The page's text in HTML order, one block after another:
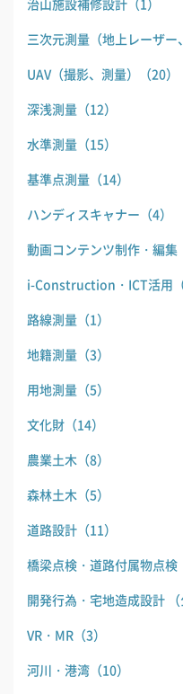
三次元測量（地上レーザー
UAV（撮影、測量）
（20）
深浅測量 （12）
水準測量 （15）
基準点測量 （14）
ハンディスキャナー （4）
動画コンテンツ制作・編集
i-Construction・ICT活用
路線測量 （1）
地籍測量 （3）
用地測量 （5）
文化財 （14）
農業土木 （8）
森林土木 （5）
道路設計 （11）
橋梁点検・道路付属物点検
開発行為・宅地造成設計 （
VR・MR （3）
河川・港湾 （10）